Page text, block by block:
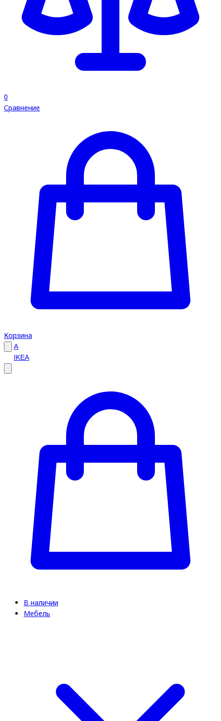
0
Сравнение
Корзина
A
IKEA
В наличии
Мебель